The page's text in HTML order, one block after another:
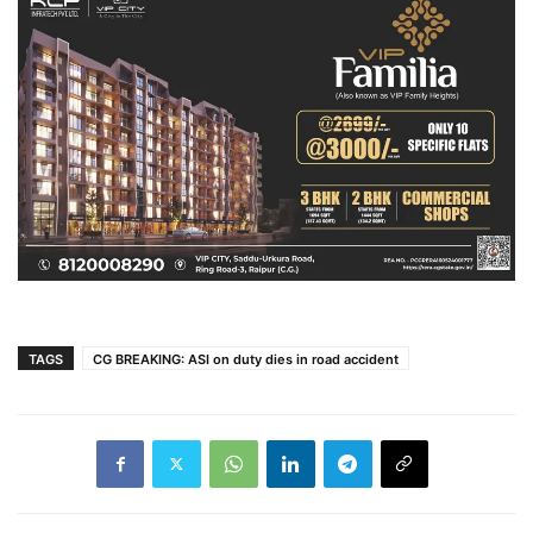
TAGS CG BREAKING: ASI on duty dies in road accident